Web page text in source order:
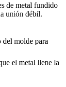
de metal fundido
unión débil.
molde para
el metal llene la